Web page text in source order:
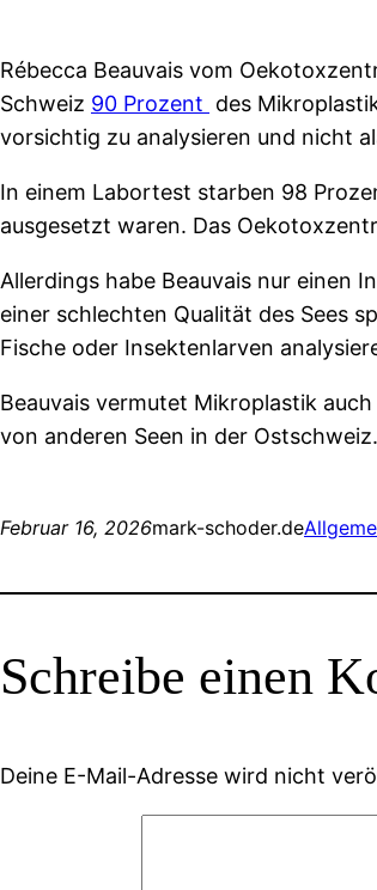
Rébecca Beauvais vom
Schweiz 90 Prozent des
vorsichtig zu analysieren und nicht
In einem Labortest starben 98
ausgesetzt waren. Das
Allerdings habe Beauvais nur einen
einer schlechten Qualität des Sees
Fische oder Insektenlarven
Beauvais vermutet Mikroplastik
von anderen Seen in der
Februar 16, 2026mark-schoder.de
Schreibe einen
Deine E-Mail-Adresse wird nicht